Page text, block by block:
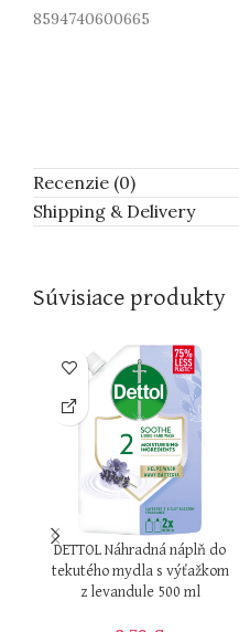
8594740600665
Recenzie (0)
Shipping & Delivery
Súvisiace produkty
DETTOL Náhradná náplň do
tekutého mydla s výťažkom
z levandule 500 ml